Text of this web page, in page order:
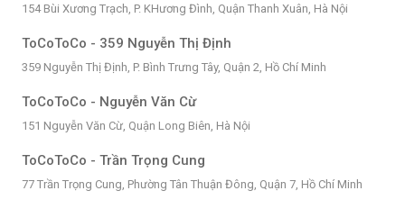
154 Bùi Xương Trạch, P. KHương Đình, Quận Thanh Xuân, Hà Nội
ToCoToCo - 359 Nguyễn Thị Định
359 Nguyễn Thị Định, P. Bình Trưng Tây, Quận 2, Hồ Chí Minh
ToCoToCo - Nguyễn Văn Cừ
151 Nguyễn Văn Cừ, Quận Long Biên, Hà Nội
ToCoToCo - Trần Trọng Cung
77 Trần Trọng Cung, Phường Tân Thuận Đông, Quận 7, Hồ Chí Minh